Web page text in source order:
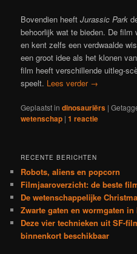
Bovendien heeftJurassic Park
behoorlijk wat te bieden. De film
en kent zelfs een verdwaalde
een groot idee als het klonen
film heeft verschillende uitleg-
speelt. Lees verder →
Geplaatst in dinosauriërs |
wetenschap |1 reactie
RECENTE BERICHTEN
Robots, aliens en popcorn
Filmjaaroverzicht: de beste
De wetenschappelijke
Zwarte gaten en wormgaten
Deze vier technieken uit SF-
binnenkort beschikbaar